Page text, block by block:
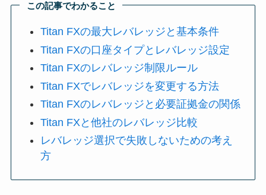
この記事でわかること
Titan FXの最大レバレッジと基本条件
Titan FXの口座タイプとレバレッジ設定
Titan FXのレバレッジ制限ルール
Titan FXでレバレッジを変更する方法
Titan FXのレバレッジと必要証拠金の関係
Titan FXと他社のレバレッジ比較
レバレッジ選択で失敗しないための考え
方